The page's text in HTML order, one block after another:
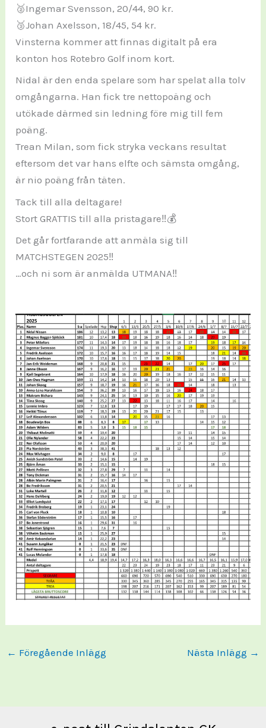
🥈Ingemar Svensson, 20/44, 90 kr.
🥉Johan Axelsson, 18/45, 54 kr.
Vinsterna kommer att finnas digitalt på era
konton hos Rotebro Golf inom kort.
Nidal är den enda spelare som har spelat alla tolv
omgångarna. Han fick tre nettopoäng och
utökade därmed sin ledning före mig till fem
poäng.
Trean Milan, som fick stryka veckans resultat
eftersom det var hans elfte och sämsta omgång,
är nio poäng från täten.
Tack till alla deltagare!
Stort GRATTIS till alla pristagare‼️💰
Det går fortfarande att anmäla sig till
MATCHSTEGEN 2025‼️
…och ni som är anmälda UTMANA‼️
← Föregående Inlägg Nästa Inlägg →